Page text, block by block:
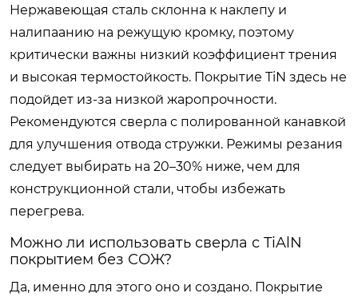
Нержавеющая сталь склонна к наклепу и
налипаанию на режущую кромку, поэтому
критически важны низкий коэффициент трения
и высокая термостойкость. Покрытие TiN здесь не
подойдет из-за низкой жаропрочности.
Рекомендуются сверла с полированной канавкой
для улучшения отвода стружки. Режимы резания
следует выбирать на 20–30% ниже, чем для
конструкционной стали, чтобы избежать
перегрева.
Можно ли использовать сверла с TiAlN
покрытием без СОЖ?
Да, именно для этого оно и создано. Покрытие